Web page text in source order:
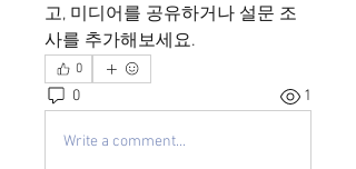
고, 미디어를 공유하거나 설문 조
사를 추가해보세요.
0
0 1
Write a comment...